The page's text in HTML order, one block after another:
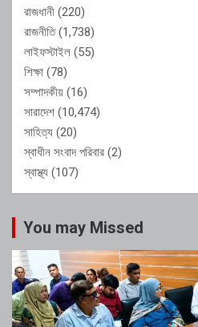
রাজধানী (220)
রাজনীতি(1,738)
লাইফস্টাইল (55)
শিক্ষা (78)
সম্পাদকীয় (16)
সারাদেশ (10,474)
সাহিত্য (20)
স্বাধীন সংবাদ পরিবার (2)
স্বাস্থ্য (107)
You may Missed